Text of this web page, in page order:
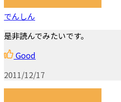
でんしん
是非読んでみたいです。
Good
2011/12/17